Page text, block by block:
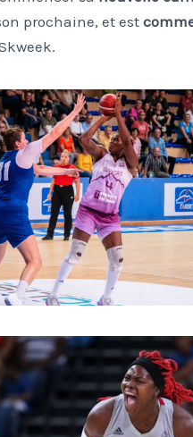
prochaine, et est